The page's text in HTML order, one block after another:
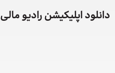
دانلود اپلیکیشن رادیو مالی